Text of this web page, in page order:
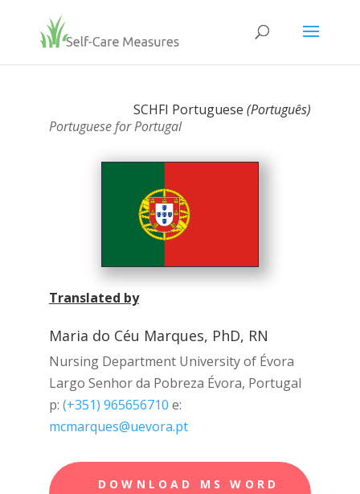
SCHFI Portuguese(Português)
Portuguese for Portugal
Translated by
Maria do Céu Marques, PhD, RN
Nursing Department University of Évora
Largo Senhor da Pobreza Évora, Portugal
p: (+351) 965656710 e:
mcmarques@uevora.pt
DOWNLOAD MS WORD